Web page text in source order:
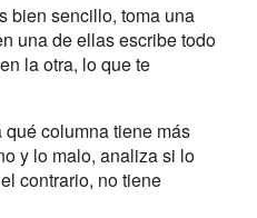
bien sencillo, toma una
una de ellas escribe todo
la otra, lo que te
columna tiene más
y lo malo, analiza si lo
contrario, no tiene